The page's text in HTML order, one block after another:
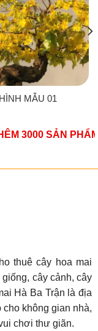
HÌNH MẪU 01
3000 SẢN
thuê cây hoa mai
cây cảnh, cây
Hà Ba Trận là địa
cho không gian nhà,
chơi thư giãn.